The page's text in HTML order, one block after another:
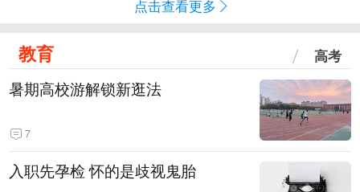
点击查看更多
教育 高考
暑期高校游解锁新逛法
7
入职先孕检 怀的是歧视鬼胎